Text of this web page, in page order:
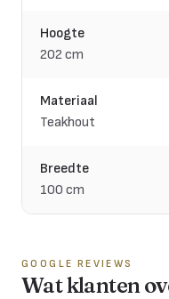
Hoogte
202 cm
Materiaal
Teakhout
Breedte
100 cm
GOOGLE REVIEWS
Wat klanten